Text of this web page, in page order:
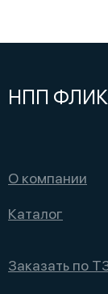
НПП
О компании
Каталог
Заказать по